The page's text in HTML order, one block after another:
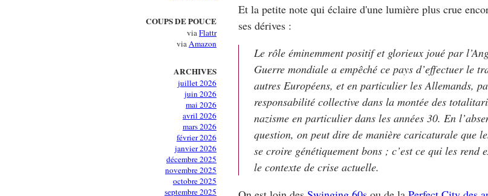
COUPS DE POUCE
viaFlattr
viaAmazon
ARCHIVES
juillet 2026
juin 2026
mai 2026
avril 2026
mars 2026
février 2026
janvier 2026
décembre 2025
novembre 2025
octobre 2025
septembre 2025
Et la petite note qui éclaire d'une lumière plus crue
ses dérives :
Le rôle éminemment positif et glorieux joué par
Guerre mondiale a empêché ce pays d’effectuer le
autres Européens, et en particulier les Allemands,
responsabilité collective dans la montée des
nazisme en particulier dans les années 30. En
question, on peut dire de manière caricaturale que
se croire génétiquement bons ; c’est ce qui les rend
le contexte de crise actuelle.